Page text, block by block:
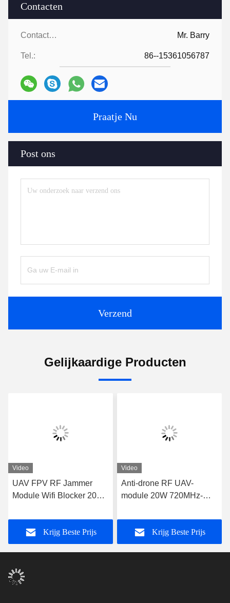
Contacten
Contacten: Mr. Barry
Tel.: 86--15361056787
Praatje Nu
Post ons
Verzend
Gelijkaardige Producten
Video
UAV FPV RF Jammer
Module Wifi Blocker 20W
Krijg Beste Prijs
Video
Anti-drone RF UAV-
module 20W 720MHz-
Drone Wifi Bluetooth
Jammer
Krijg Beste Prijs